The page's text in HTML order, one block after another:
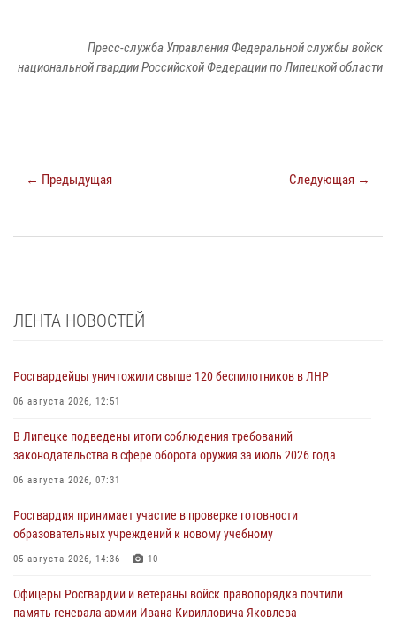
Пресс-служба Управления Федеральной службы войск
национальной гвардии Российской Федерации по Липецкой области
← Предыдущая Следующая →
ЛЕНТА НОВОСТЕЙ
Росгвардейцы уничтожили свыше 120 беспилотников в ЛНР
06 августа 2026, 12:51
В Липецке подведены итоги соблюдения требований
законодательства в сфере оборота оружия за июль 2026 года
06 августа 2026, 07:31
Росгвардия принимает участие в проверке готовности
образовательных учреждений к новому учебному
05 августа 2026, 14:36 10
Офицеры Росгвардии и ветераны войск правопорядка почтили
память генерала армии Ивана Кирилловича Яковлева